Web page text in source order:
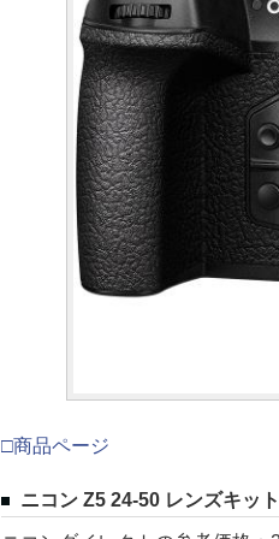
□商品ページ
ニコン Z5 24-50 レンズキット